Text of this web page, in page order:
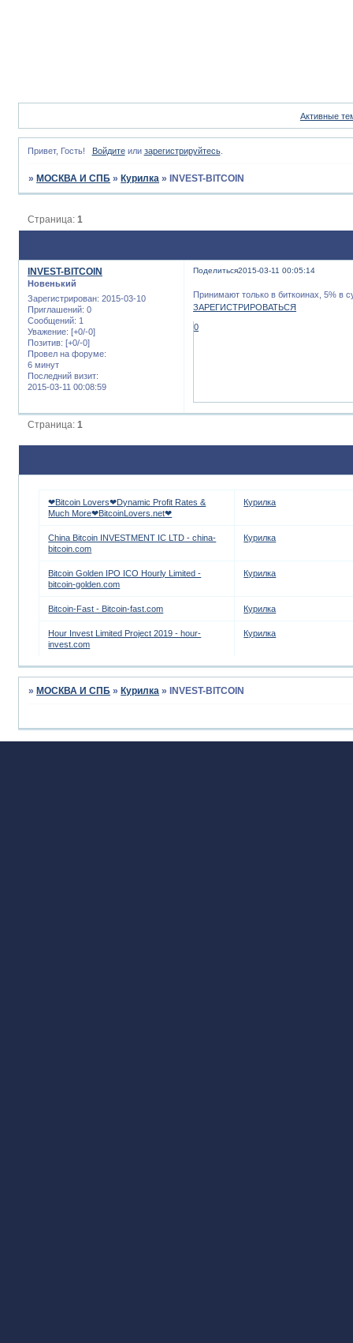
Активные
Привет, Гость! Войдитеили зарегистрируйтесь.
» МОСКВА И СПБ » Курилка » INVEST-BITCOIN
Страница:1
Поделиться2015-03-11 00:05:14
INVEST-BITCOIN
Новенький
Зарегистрирован: 2015-03-10
Приглашений: 0
Сообщений: 1
Уважение: [+0/-0]
Позитив: [+0/-0]
Провел на форуме:
6 минут
Последний визит:
2015-03-11 00:08:59
Принимают только в биткоинах, 5% в
ЗАРЕГИСТРИРОВАТЬСЯ
0
Страница:1
❤Bitcoin Lovers❤Dynamic Profit Rates &
Much More❤BitcoinLovers.net❤
Курилка
China Bitcoin INVESTMENT IC LTD - china-
bitcoin.com
Курилка
Bitcoin Golden IPO ICO Hourly Limited -
bitcoin-golden.com
Курилка
Bitcoin-Fast - Bitcoin-fast.com Курилка
Hour Invest Limited Project 2019 - hour-
invest.com
Курилка
» МОСКВА И СПБ » Курилка » INVEST-BITCOIN